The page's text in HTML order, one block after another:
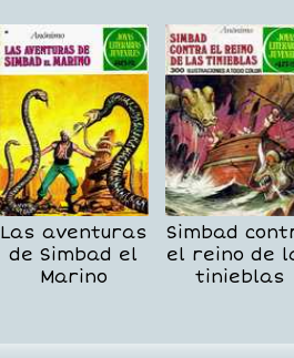
Las aventuras
de Simbad el
Marino
Simbad
el reino de
tinieblas